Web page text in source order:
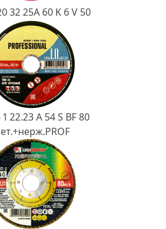
32 25А 60 K 6 V 50
1 22.23 A 54 S BF 80